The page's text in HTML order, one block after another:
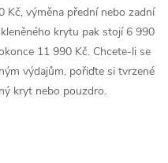
Kč, výměna přední nebo zadní
krytu pak stojí 6 990
11 990 Kč. Chcete-li se
výdajům, pořiďte si tvrzené
kryt nebo pouzdro.